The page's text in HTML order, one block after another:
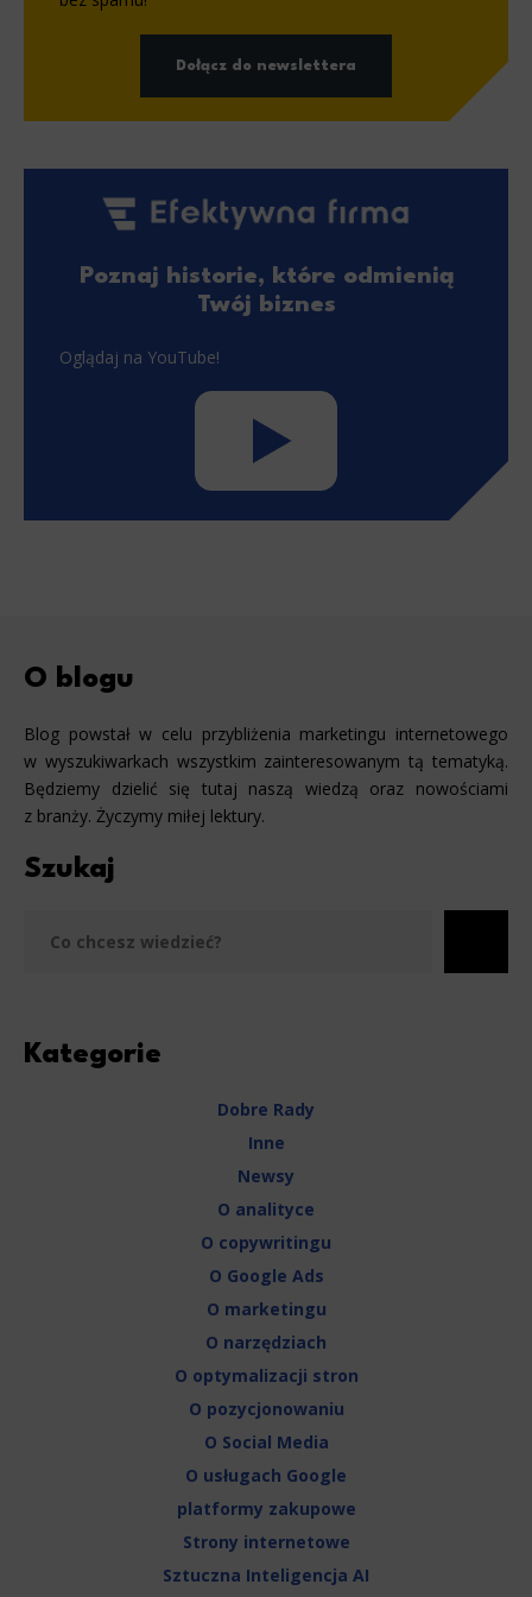
Dołącz do newslettera
Poznaj historie, które odmienią
Twój biznes
Oglądaj na YouTube!
O blogu
Blog powstał w celu przybliżenia marketingu internetowego
w wyszukiwarkach wszystkim zainteresowanym tą tematyką.
Będziemy dzielić się tutaj naszą wiedzą oraz nowościami
z branży. Życzymy miłej lektury.
Szukaj
Kategorie
Dobre Rady
Inne
Newsy
O analityce
O copywritingu
O Google Ads
O marketingu
O narzędziach
O optymalizacji stron
O pozycjonowaniu
O Social Media
O usługach Google
platformy zakupowe
Strony internetowe
Sztuczna Inteligencja AI